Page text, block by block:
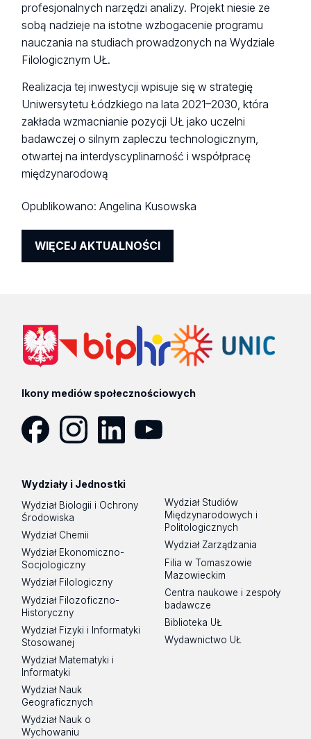
profesjonalnych narzędzi analizy. Projekt niesie ze
sobą nadzieje na istotne wzbogacenie programu
nauczania na studiach prowadzonych na Wydziale
Filologicznym UŁ.
Realizacja tej inwestycji wpisuje się w strategię
Uniwersytetu Łódzkiego na lata 2021–2030, która
zakłada wzmacnianie pozycji UŁ jako uczelni
badawczej o silnym zapleczu technologicznym,
otwartej na interdyscyplinarność i współpracę
międzynarodową
Opublikowano:Angelina Kusowska
WIĘCEJ AKTUALNOŚCI
Ikony mediów społecznościowych
Wydziały i Jednostki
Wydział Biologii i Ochrony
Środowiska
Wydział Chemii
Wydział Ekonomiczno-
Socjologiczny
Wydział Filologiczny
Wydział Filozoficzno-
Historyczny
Wydział Fizyki i Informatyki
Stosowanej
Wydział Matematyki i
Informatyki
Wydział Nauk
Geograficznych
Wydział Nauk o
Wychowaniu
Wydział Studiów
Międzynarodowych i
Politologicznych
Wydział Zarządzania
Filia w Tomaszowie
Mazowieckim
Centra naukowe i zespoły
badawcze
Biblioteka UŁ
Wydawnictwo UŁ